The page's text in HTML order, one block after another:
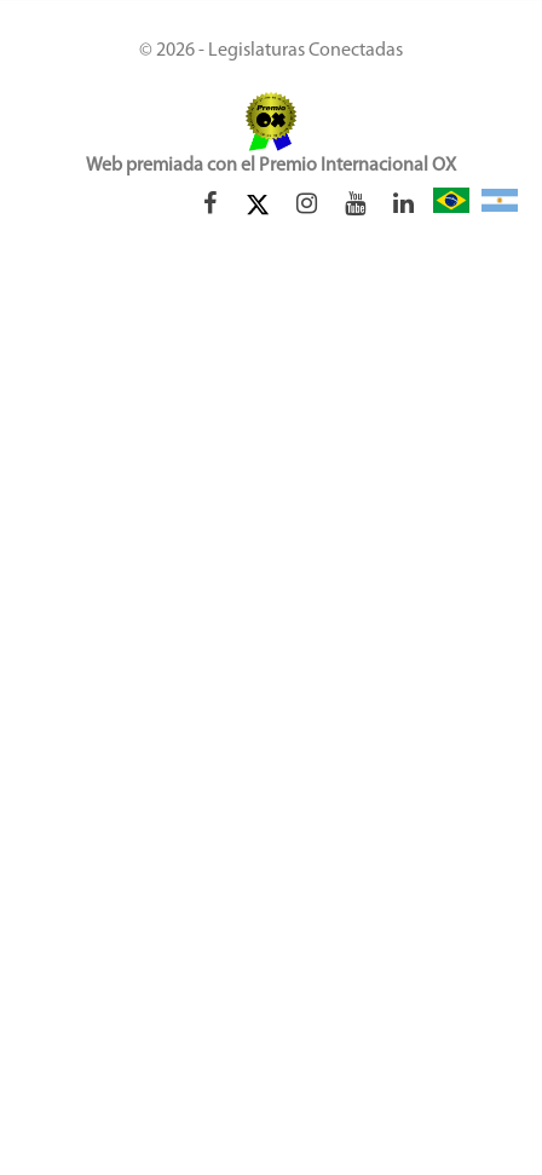
© 2026 - Legislaturas Conectadas
Web premiada con el Premio Internacional OX